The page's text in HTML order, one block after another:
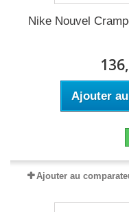
Nike Nouvel
Ajouter
Ajouter au